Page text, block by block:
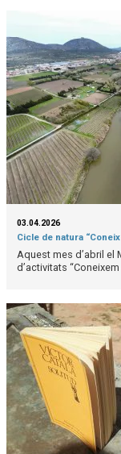
03.04.2026
Cicle de natura
Aquest mes d’abril el
d’activitats